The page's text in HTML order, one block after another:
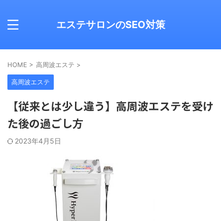
エステサロンのSEO対策
HOME > 高周波エステ >
高周波エステ
【従来とは少し違う】高周波エステを受け
た後の過ごし方
2023年4月5日